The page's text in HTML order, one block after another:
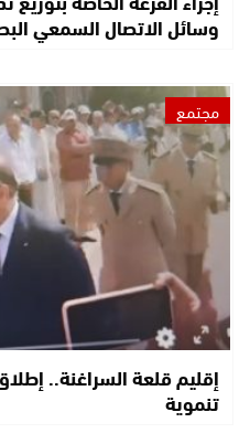
وسائل الاتصال السمعي
مجتمع
إقليم قلعة السراغنة..
تنموية